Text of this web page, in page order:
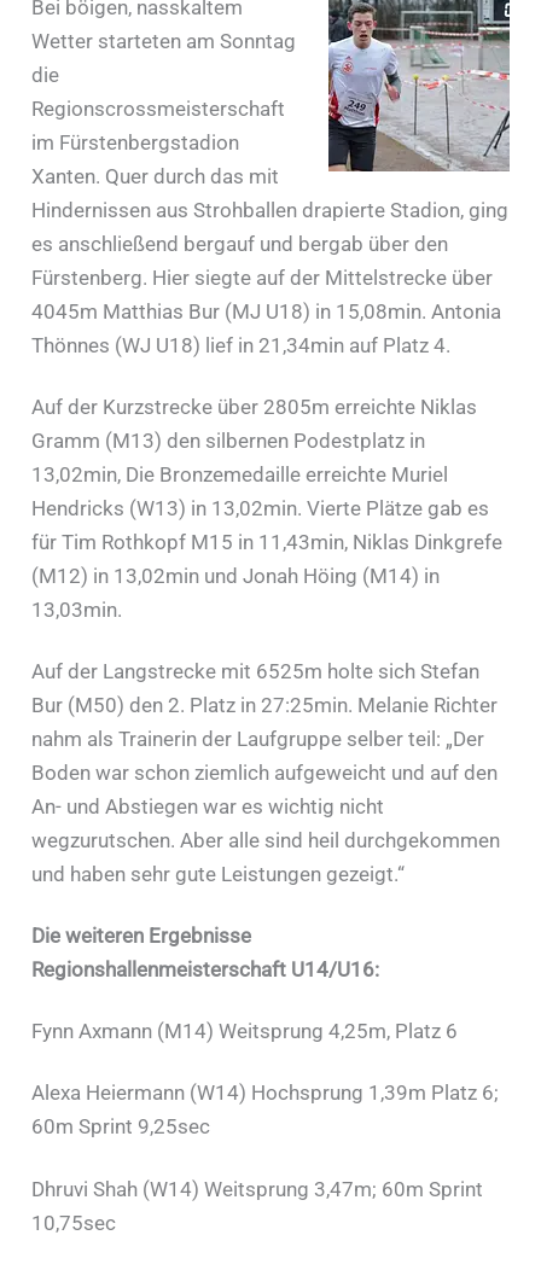
Bei böigen, nasskaltem
Wetter starteten am Sonntag
die
Regionscrossmeisterschaft
im Fürstenbergstadion
Xanten. Quer durch das mit
Hindernissen aus Strohballen drapierte Stadion, ging
es anschließend bergauf und bergab über den
Fürstenberg. Hier siegte auf der Mittelstrecke über
4045m Matthias Bur (MJ U18) in 15,08min. Antonia
Thönnes (WJ U18) lief in 21,34min auf Platz 4.
Auf der Kurzstrecke über 2805m erreichte Niklas
Gramm (M13) den silbernen Podestplatz in
13,02min, Die Bronzemedaille erreichte Muriel
Hendricks (W13) in 13,02min. Vierte Plätze gab es
für Tim Rothkopf M15 in 11,43min, Niklas Dinkgrefe
(M12) in 13,02min und Jonah Höing (M14) in
13,03min.
Auf der Langstrecke mit 6525m holte sich Stefan
Bur (M50) den 2. Platz in 27:25min. Melanie Richter
nahm als Trainerin der Laufgruppe selber teil: „Der
Boden war schon ziemlich aufgeweicht und auf den
An- und Abstiegen war es wichtig nicht
wegzurutschen. Aber alle sind heil durchgekommen
und haben sehr gute Leistungen gezeigt.“
Die weiteren Ergebnisse
Regionshallenmeisterschaft U14/U16:
Fynn Axmann (M14) Weitsprung 4,25m, Platz 6
Alexa Heiermann (W14) Hochsprung 1,39m Platz 6;
60m Sprint 9,25sec
Dhruvi Shah (W14) Weitsprung 3,47m; 60m Sprint
10,75sec